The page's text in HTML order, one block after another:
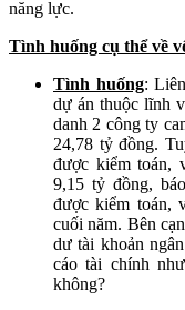
năng lực.
Tình huống cụ thể về
Tình huống:
dự án thuộc lĩnh
danh 2 công ty
24,78 tỷ đồng.
được kiểm toán,
9,15 tỷ đồng,
được kiểm toán,
cuối năm. Bên
dư tài khoản
cáo tài chính
không?